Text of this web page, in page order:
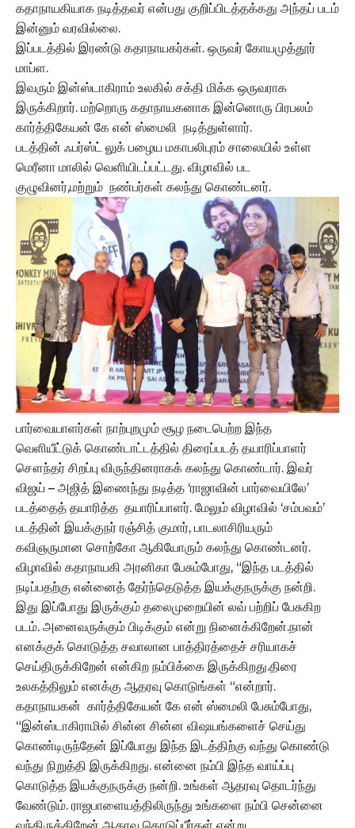
கதாநாயகியாக நடித்தவர் என்பது குறிப்பிடத்தக்கது அந்தப் படம்
இன்னும் வரவில்லை.
இப்படத்தில் இரண்டு கதாநாயகர்கள். ஒருவர் கோயமுத்தூர்
மாப்ள.
இவரும் இன்ஸ்டாகிராம் உலகில் சக்தி மிக்க ஒருவராக
இருக்கிறார். மற்றொரு கதாநாயகனாக இன்னொரு பிரபலம்
கார்த்திகேயன் கே என் ஸ்மைலி நடித்துள்ளார்.
படத்தின் ஃபர்ஸ்ட் லுக் பழைய மகாபலிபுரம் சாலையில் உள்ள
மெரீனா மாலில் வெளியிடப்பட்டது. விழாவில் பட
குழுவினர்,மற்றும் நண்பர்கள் கலந்து கொண்டனர்.
பார்வையாளர்கள் நாற்புறமும் சூழ நடைபெற்ற இந்த
வெளியீட்டுக் கொண்டாட்டத்தில் திரைப்படத் தயாரிப்பாளர்
சௌந்தர் சிறப்பு விருந்தினராகக் கலந்து கொண்டார். இவர்
விஜய் – அஜித் இணைந்து நடித்த ‘ராஜாவின் பார்வையிலே’
படத்தைத் தயாரித்த தயாரிப்பாளர். மேலும் விழாவில் ‘சம்பவம்’
படத்தின் இயக்குநர் ரஞ்சித் குமார், பாடலாசிரியரும்
கவிஞருமான சொற்கோ ஆகியோரும் கலந்து கொண்டனர்.
விழாவில் கதாநாயகி அரனிகா பேசும்போது, “இந்த படத்தில்
நடிப்பதற்கு என்னைத் தேர்ந்தெடுத்த இயக்குநருக்கு நன்றி.
இது இப்போது இருக்கும் தலைமுறையின் லவ் பற்றிப் பேசுகிற
படம். அனைவருக்கும் பிடிக்கும் என்று நினைக்கிறேன்.நான்
எனக்குக் கொடுத்த சவாலான பாத்திரத்தைச் சரியாகச்
செய்திருக்கிறேன் என்கிற நம்பிக்கை இருக்கிறது.திரை
உலகத்திலும் எனக்கு ஆதரவு கொடுங்கள் “என்றார்.
கதாநாயகன் கார்த்திகேயன் கே என் ஸ்மைலி பேசும்போது,
“இன்ஸ்டாகிராமில் சின்ன சின்ன விஷயங்களைச் செய்து
கொண்டிருந்தேன் இப்போது இந்த இடத்திற்கு வந்து கொண்டு
வந்து நிறுத்தி இருக்கிறது. என்னை நம்பி இந்த வாய்ப்பு
கொடுத்த இயக்குநருக்கு நன்றி. உங்கள் ஆதரவு தொடர்ந்து
வேண்டும். ராஜபாளையத்திலிருந்து உங்களை நம்பி சென்னை